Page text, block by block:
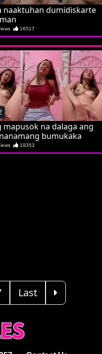
naaktuhan dumidiskarte
16517
mapusok na dalaga ang
bumukaka
19353
Last